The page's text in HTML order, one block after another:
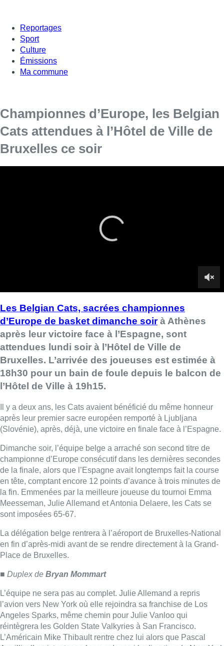
Reportages
Sport
Culture
Émissions
Ma commune
Championnes d’Europe, les Belgian
Cats attendues à l’Hôtel de Ville de
Bruxelles ce soir
Bruxelles. L’arrivée des joueuses est estimée à
18h30 pour un bain de foule depuis le balcon de
Il y a deux ans, les Cats avaient bénéficié du même honneur
(Slovénie), après, déjà, une victoire en finale face à l’Espagne.
Dimanche soir, l’équipe belge a arraché son second titre de
championne d’Europe consécutif dans les dernières secondes
de la finale, alors que l’Espagne avait longtemps fait la course
en tête, comptant encore 12 points d’avance à trois minutes de
la fin. Emmenées par la meilleure joueuse du tournoi Emma
Meesseman, Julie Allemand et Antonia Delaere, les Cats se
sont imposées 65-67.
en fin d’après-midi avant de se rendre directement à la Grand-
Place de Bruxelles.
L’équipe ne sera pas au complet. Julie Allemand a repris
l’avion vers New York où elle rejoindra sa franchise de Los
Angeles Sparks, même chemin pour Julie Vanloo qui
réintègrera les Golden State Valkyries à San Francisco.
L’Américain Mike Thibault rentre chez lui alors que Pascal
Angillis, l’assistant-coach, prend aussi la direction de New York
Connecticut Sun. Le technicien français avait mené les Belgian
Cats au titre de championne d’Europe il y a deux ans à
Ljubljana.
Dimanche, la Belgique a réussi le back-to-back et Emma
Meesseman est la première joueuse à être honorée du titre de
MVP, meilleure joueuse de l’Euro deux fois d’affilée.
Hormis l’hégémonie affichée par l’URSS de 1960 à 1991,
seule l’Espagne a réussi à conserver son titre européen,
sacrée en 2017 et 2019. Les Belges sont directement